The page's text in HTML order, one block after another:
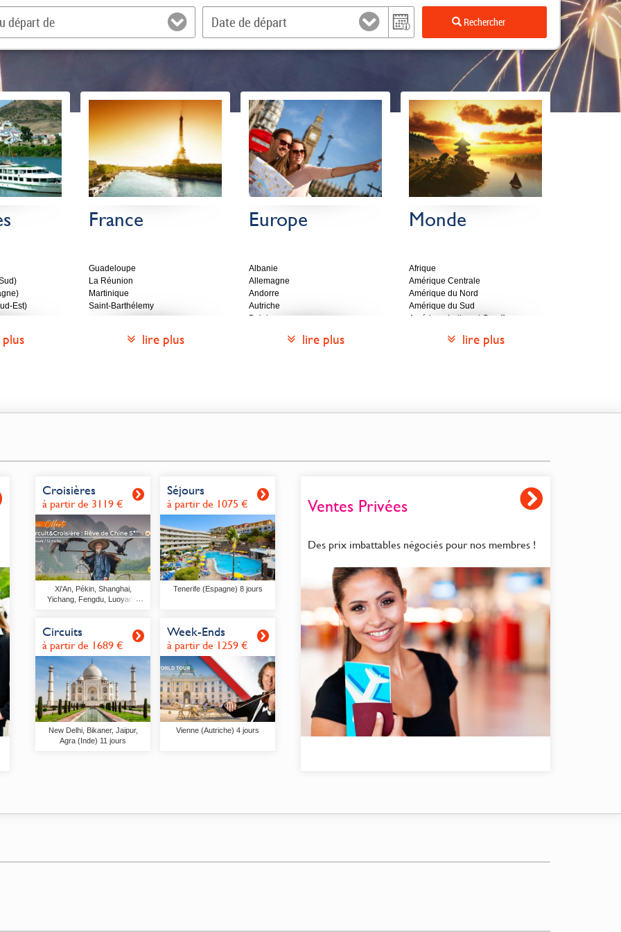
départ de 3 Date de départ 3 Q Rechercher
Est)
France
Guadeloupe
La Réunion
Martinique
Saint-Barthélemy
Europe
Albanie
Allemagne
Andorre
Autriche
Belgique
Lituanie
Malte
Monaco
Monténégro
Norvège
Pays-Bas
Pologne
Portugal
Royaume-Uni
Serbie
Slovaquie
Slovénie
Suède
Suisse
Turquie
Vatican / (Saint-Siège)
Monde
Afrique
Amérique Centrale
Amérique du Nord
Amérique du Sud
Amérique Latine et Caraïbes
Croisières
à partir de 3119 €
Xi'An, Pékin, Shanghai,
Yichang, Fengdu, Luoyang,
Séjours
à partir de 1075 €
Tenerife (Espagne) 8 jours
Circuits
à partir de 1689 €
New Delhi, Bikaner, Jaipur,
Agra (Inde) 11 jours
Week-Ends
à partir de 1259 €
Vienne (Autriche) 4 jours
Ventes Privées
Des prix imbattables négociés pour nos membres !